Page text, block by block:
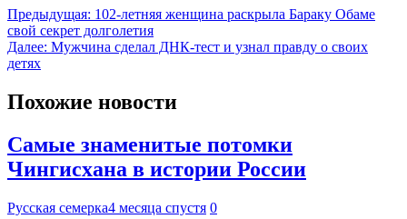
Предыдущая: 102-летняя женщина раскрыла Бараку Обаме
свой секрет долголетия
Далее: Мужчина сделал ДНК-тест и узнал правду о своих
детях
Похожие новости
Самые знаменитые потомки
Чингисхана в истории России
Русская семерка4 месяца спустя 0